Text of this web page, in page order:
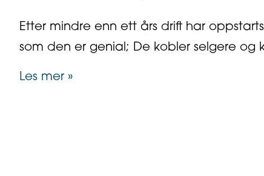
Etter mindre enn ett års drift har
som den er genial; De kobler selgere
Les mer »